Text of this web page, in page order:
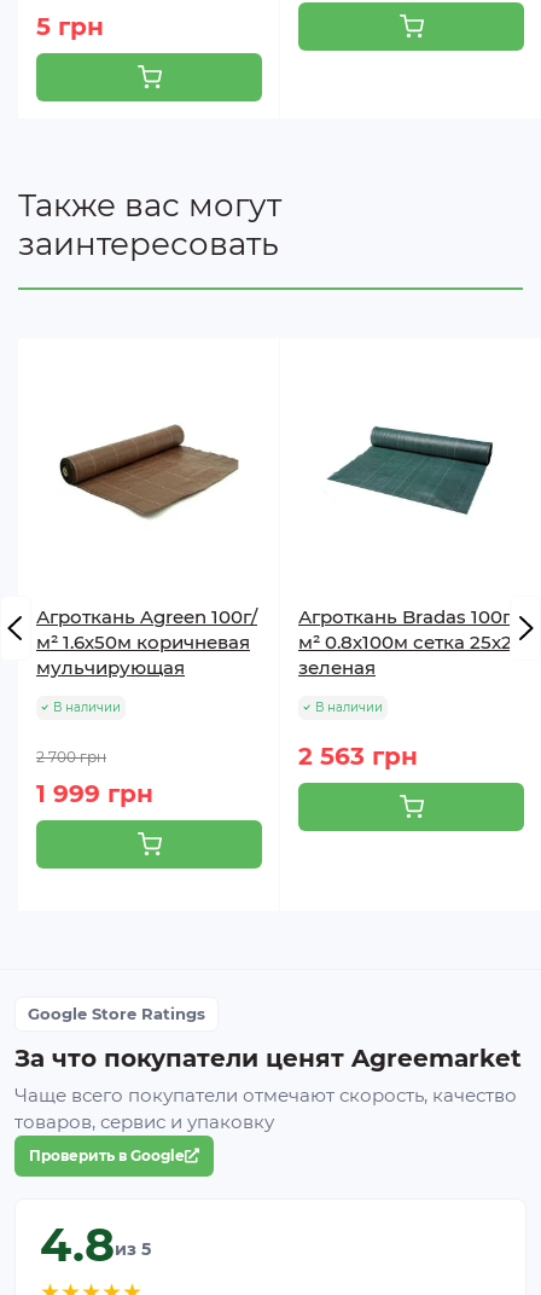
5 грн
Также вас могут
заинтересовать
Агроткань Agreen 100г/
м² 1.6х50м коричневая
мульчирующая
В наличии
2 700 грн
1 999 грн
Агроткань Bradas 100г/
м² 0.8х100м сетка 25х25
зеленая
В наличии
2 563 грн
Google Store Ratings
За что покупатели ценят Agreemarket
Чаще всего покупатели отмечают скорость, качество
товаров, сервис и упаковку
Проверить в Google
4.8из 5